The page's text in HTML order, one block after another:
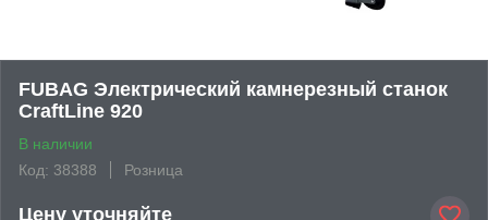
FUBAG Электрический камнерезный станок
CraftLine 920
В наличии
Код: 38388
Розница
Цену уточняйте